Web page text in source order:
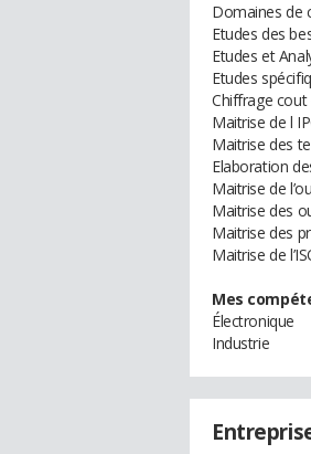
Domaines de
Etudes des
Etudes et
Etudes
Chiffrage
Maitrise de l
Maitrise des
Elaboration
Maitrise de
Maitrise des
Maitrise des
Maitrise de
Mes
Électronique
Industrie